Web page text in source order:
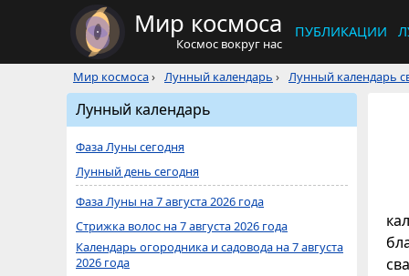
Мир космоса
Космос вокруг нас
ПУБЛИКАЦИИ
Мир космоса› Лунный календарь › Лунный календарь
Лунный календарь
Фаза Луны сегодня
Лунный день сегодня
Фаза Луны на 7 августа 2026 года
Стрижка волос на 7 августа 2026 года
Календарь огородника и садовода на 7 августа
2026 года